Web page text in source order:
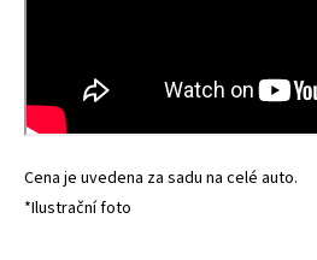
Cena je uvedena za sadu na celé auto.
*Ilustrační foto